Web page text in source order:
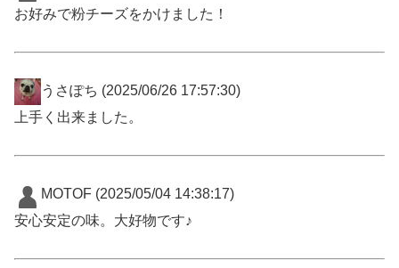
お好みで粉チーズをかけました！
うさぽち (2025/06/26 17:57:30)
上手く出来ました。
MOTOF (2025/05/04 14:38:17)
安心安定の味。大好物です♪